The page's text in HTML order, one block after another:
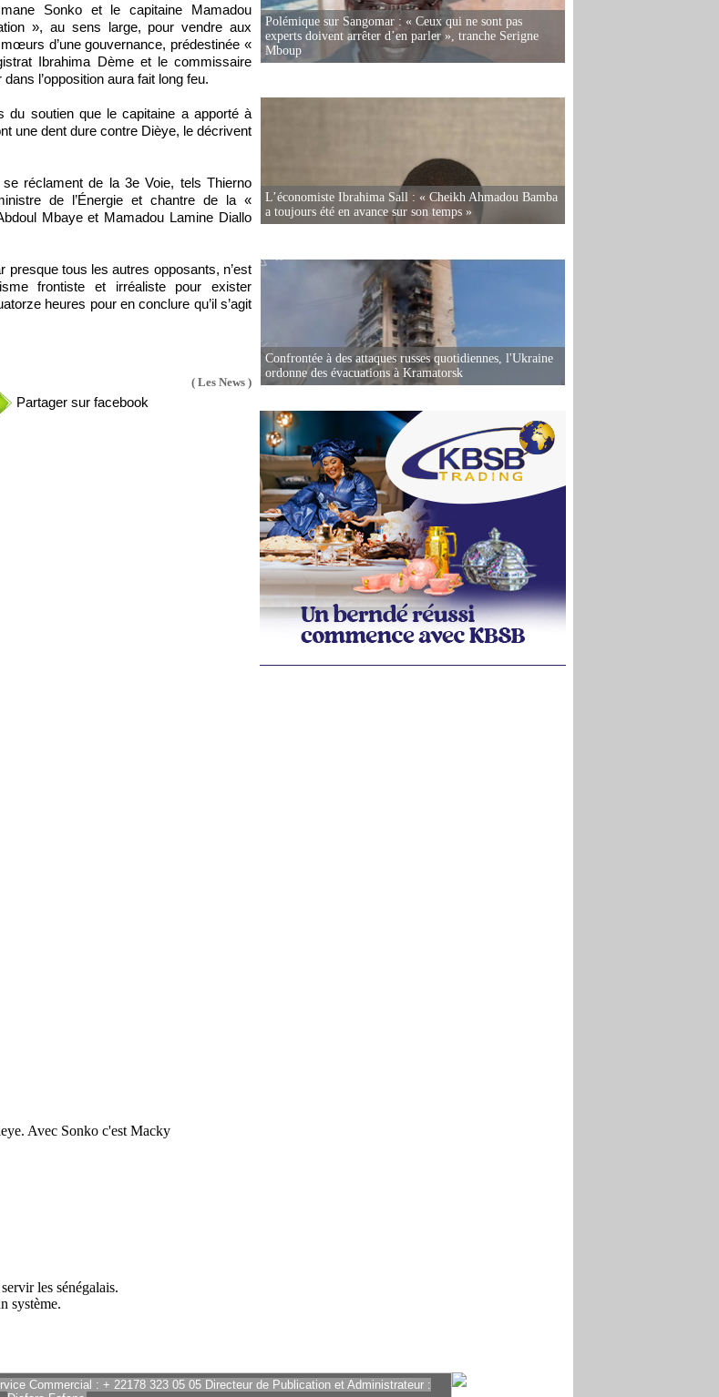
Sonko et le capitaine Mamadou
», au sens large, pour vendre aux
d’une gouvernance, prédestinée «
Ibrahima Dème et le commissaire
l’opposition aura fait long feu.
du soutien que le capitaine a apporté à
une dent dure contre Dièye, le décrivent
se réclament de la 3e Voie, tels Thierno
de l’Énergie et chantre de la «
Mbaye et Mamadou Lamine Diallo
tous les autres opposants, n’est
frontiste et irréaliste pour exister
heures pour en conclure qu’il s’agit
( Les News )
Partager sur facebook
Polémique sur Sangomar : « Ceux qui ne sont pas
experts doivent arrêter d’en parler », tranche Serigne
Mboup
L’économiste Ibrahima Sall : « Cheikh Ahmadou Bamba
a toujours été en avance sur son temps »
Confrontée à des attaques russes quotidiennes, l'Ukraine
ordonne des évacuations à Kramatorsk
Commercial : + 22178 323 05 05 Directeur de Publication et Administrateur :